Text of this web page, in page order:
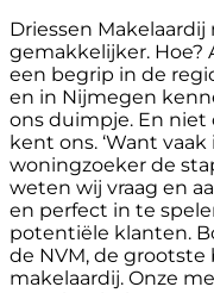
Driessen
gemakkelijker. Hoe?
een begrip in de
en in Nijmegen
ons duimpje. En
kent ons. ‘Want
woningzoeker de
weten wij vraag en
en perfect in te
potentiële klanten.
de NVM, de grootste
makelaardij. Onze